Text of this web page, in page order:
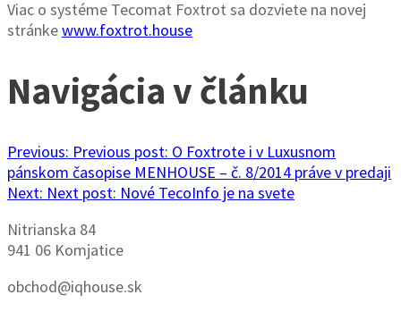
Viac o systéme Tecomat Foxtrot sa dozviete na novej
stránkewww.foxtrot.house
Navigácia v článku
Previous: Previous post: O Foxtrote i v Luxusnom
pánskom časopise MENHOUSE – č. 8/2014 práve v predaji
Next: Next post: Nové TecoInfo je na svete
Nitrianska 84
941 06 Komjatice
obchod@iqhouse.sk